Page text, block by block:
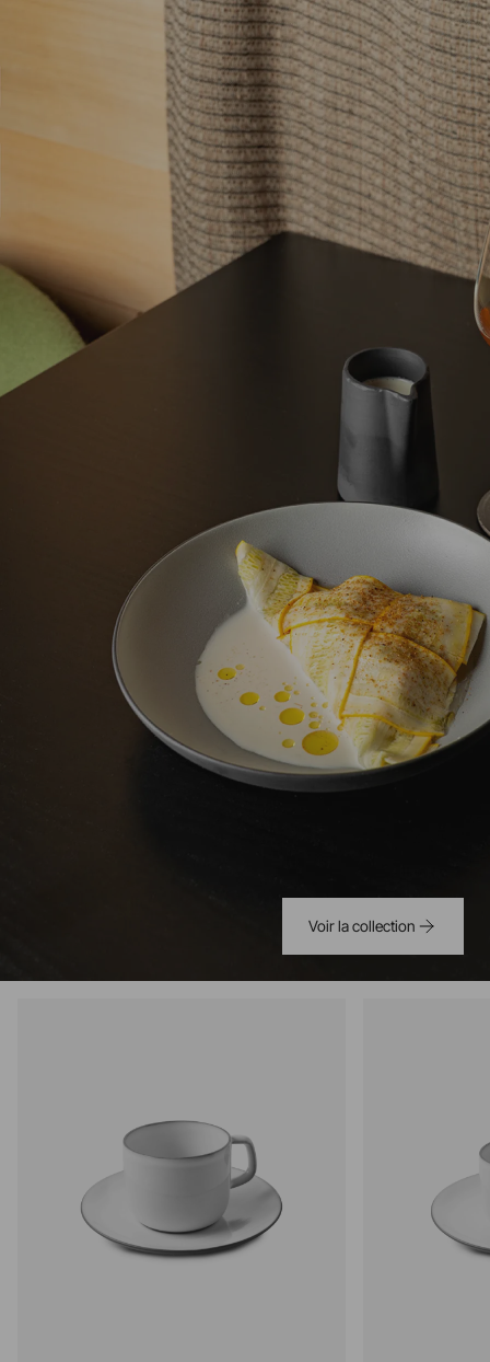
Equinoxe fait écho aux formes traditionnelles du
service à thé astucieusement rajeunies par un bec
court apportant de la rondeur à l’ensemble.
Répondant à des problématiques de service et
d’usage bien définies, la collection Pekoë est d’abord
le fruit de recherches techniques approfondies
menées de concert avec le designer Lucas Frank qui
revendique une approche design très concrète se
concentrant sur la fonction. Crémier, sucrier, bol,
assiette, théière et plateau en bambou viennent ainsi,
avec les tasses originelles, dessiner le paysage idéal
d’un ‘‘teatime’’ inspiré, puisant autant dans
l’esthétique gourmande du thé à la française que
Voir la collection